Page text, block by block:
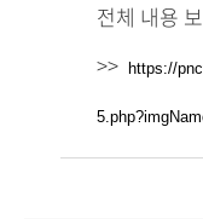
전체 내용
>>
https://